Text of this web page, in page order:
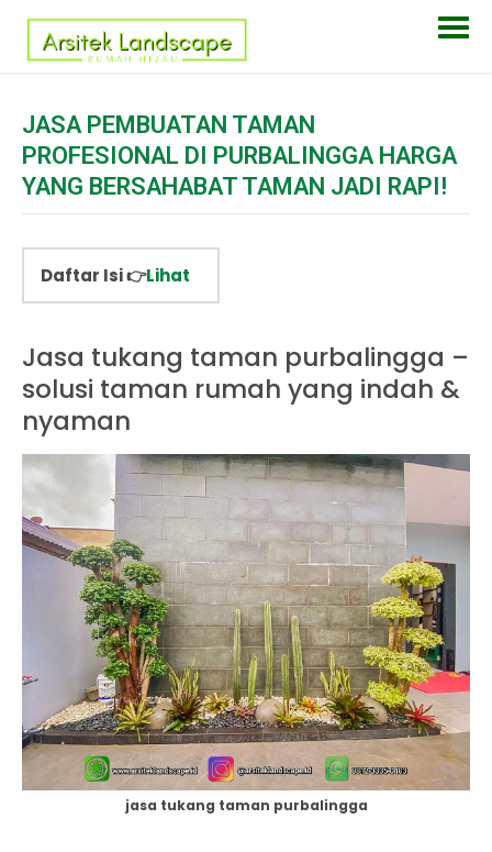
JASA PEMBUATAN TAMAN
PROFESIONAL DI PURBALINGGA HARGA
YANG BERSAHABAT TAMAN JADI RAPI!
Daftar Isi 👉Lihat
Jasa tukang taman purbalingga –
solusi taman rumah yang indah &
nyaman
jasa tukang taman purbalingga